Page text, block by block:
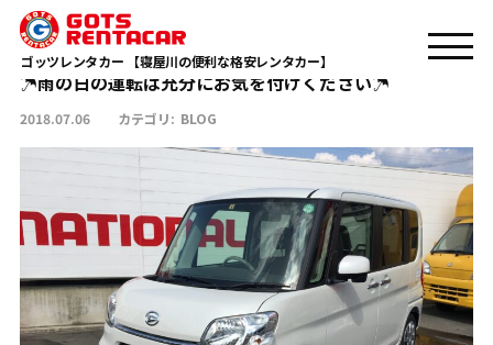
ゴッツレンタカー 【寝屋川の便利な格安レンタカー】
TOP BLOG ☂雨の日の運転は充分にお気を付けください☂
☂雨の日の運転は充分にお気を付けください☂
2018.07.06 カテゴリ: BLOG